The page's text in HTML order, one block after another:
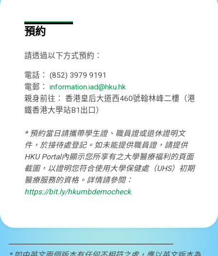
預約
請透過以下方式預約：
電話： (852) 3979 9191
電郵： information.iad@hku.hk
親身前往： 香港皇后大道西460號翰林峰二樓（港
鐵香港大學站B1出口）
* 預約當日請攜帶學生證、職員證或退休證明文
件，於接待處登記。如未能提供職員證，請提供
HKU Portal內顯示您所享有之大學醫療福利的頁面
截圖，以證明您符合使用大學保健處（UHS）初期
醫療服務的資格。詳情請參閱：
https://bit.ly/hkumbdemocheck.